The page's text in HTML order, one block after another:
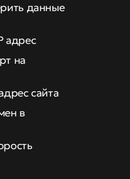
данные
адрес
на
сайта
в